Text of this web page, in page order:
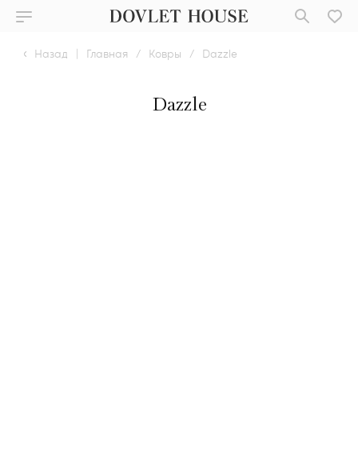
Назад | Главная / Ковры / Dazzle
Dazzle